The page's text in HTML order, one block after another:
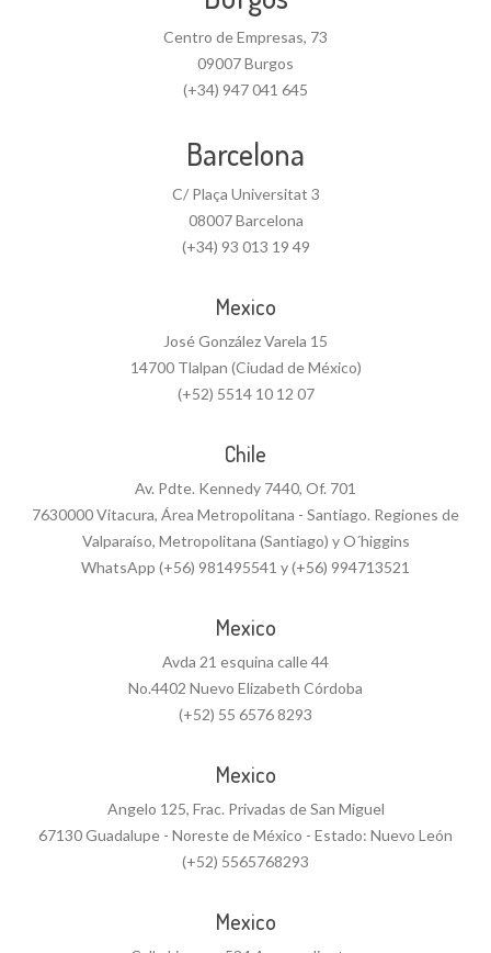
Centro de Empresas, 73
09007 Burgos
(+34) 947 041 645
Barcelona
C/ Plaça Universitat 3
08007 Barcelona
(+34) 93 013 19 49
Mexico
José González Varela 15
14700 Tlalpan (Ciudad de México)
(+52) 5514 10 12 07
Chile
Av. Pdte. Kennedy 7440, Of. 701
7630000 Vitacura, Área Metropolitana - Santiago. Regiones de
Valparaíso, Metropolitana (Santiago) y O´higgins
WhatsApp (+56) 981495541 y (+56) 994713521
Mexico
Avda 21 esquina calle 44
No.4402 Nuevo Elizabeth Córdoba
(+52) 55 6576 8293
Mexico
Angelo 125, Frac. Privadas de San Miguel
67130 Guadalupe - Noreste de México - Estado: Nuevo León
(+52) 5565768293
Mexico